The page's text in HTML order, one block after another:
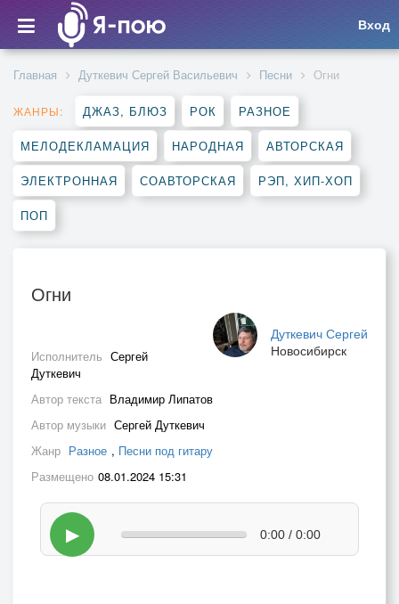
Вход
Главная Дуткевич Сергей Васильевич Песни Огни
ЖАНРЫ: ДЖАЗ, БЛЮЗ РОК РАЗНОЕ
МЕЛОДЕКЛАМАЦИЯ НАРОДНАЯ АВТОРСКАЯ
ЭЛЕКТРОННАЯ СОАВТОРСКАЯ РЭП, ХИП-ХОП
ПОП
Огни
Дуткевич Сергей
Новосибирск
Исполнитель Сергей
Дуткевич
Автор текста Владимир Липатов
Автор музыки Сергей Дуткевич
Жанр Разное , Песни под гитару
Размещено 08.01.2024 15:31
▶ 0:00 / 0:00